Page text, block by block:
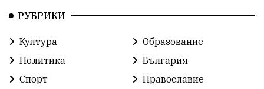
РУБРИКИ
Култура
Образование
Политика
България
Спорт
Православие